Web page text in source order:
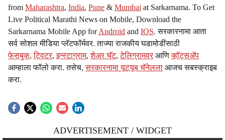
from Maharashtra, India, Pune & Mumbai at Sarkarnama. To Get
Live Political Marathi News on Mobile, Download the
Sarkarnama Mobile App forAndroid and IOS. सरकारनामा आता
सर्व सोशल मीडिया प्लॅटफॉर्मवर. ताज्या राजकीय घडामोडींसाठी
फेसबुक,ट्विटर,इन्स्टाग्राम,शेअर चॅट,टेलिग्रामवर आणिव्हॉट्सॲप
आम्हाला फॉलो करा. तसेच,सरकारनामा यूट्यूब चॅनेलला आजच सबस्क्राइब
करा.
ADVERTISEMENT / WIDGET